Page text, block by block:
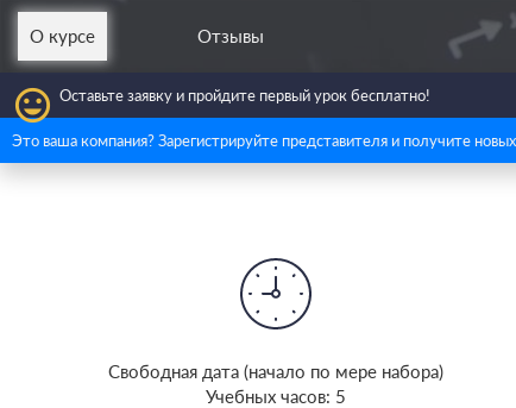
О курсе Отзывы
Cвободная дата (начало по мере набора)
Учебных часов: 5
insert_emoticon Оставьте заявку и пройдите первый урок бесплатно!
Это ваша компания? Зарегистрируйте представителя и получите